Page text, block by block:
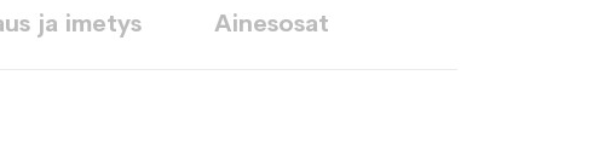
ja imetys Ainesosat